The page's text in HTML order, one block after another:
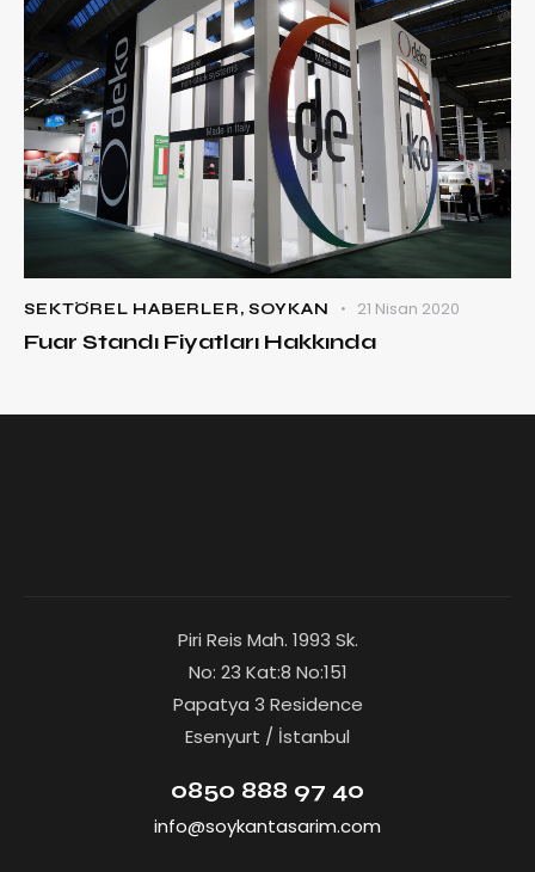
SEKTÖREL HABERLER,SOYKAN 21 Nisan 2020
Fuar Standı Fiyatları Hakkında
Piri Reis Mah. 1993 Sk.
No: 23 Kat:8 No:151
Papatya 3 Residence
Esenyurt / İstanbul
0850 888 97 40
info@soykantasarim.com